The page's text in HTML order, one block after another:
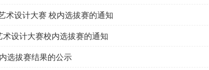
术设计大赛 校内选拔赛的通知
设计大赛校内选拔赛的通知
选拔赛结果的公示